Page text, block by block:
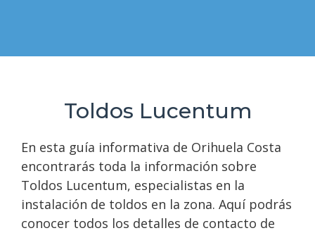
Toldos Lucentum
En esta guía informativa de Orihuela Costa
encontrarás toda la información sobre
Toldos Lucentum, especialistas en la
instalación de toldos en la zona. Aquí podrás
conocer todos los detalles de contacto de